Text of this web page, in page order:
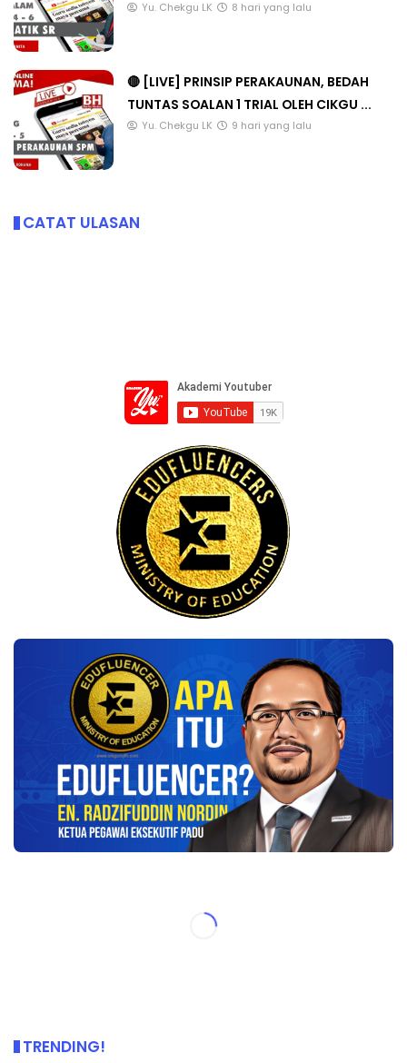
Yu. Chekgu LK 8 hari yang lalu
🔴 [LIVE] PRINSIP PERAKAUNAN, BEDAH
TUNTAS SOALAN 1 TRIAL OLEH CIKGU ...
Yu. Chekgu LK 9 hari yang lalu
CATAT ULASAN
TRENDING!